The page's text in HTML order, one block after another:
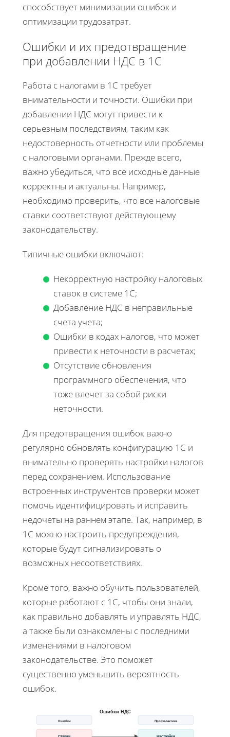
способствует минимизации ошибок и
оптимизации трудозатрат.
Ошибки и их предотвращение
при добавлении НДС в 1С
Работа с налогами в 1С требует
внимательности и точности. Ошибки при
добавлении НДС могут привести к
серьезным последствиям, таким как
недостоверность отчетности или проблемы
с налоговыми органами. Прежде всего,
важно убедиться, что все исходные данные
корректны и актуальны. Например,
необходимо проверить, что все налоговые
ставки соответствуют действующему
законодательству.
Типичные ошибки включают:
Некорректную настройку налоговых
ставок в системе 1С;
Добавление НДС в неправильные
счета учета;
Ошибки в кодах налогов, что может
привести к неточности в расчетах;
Отсутствие обновления
программного обеспечения, что
тоже влечет за собой риски
неточности.
Для предотвращения ошибок важно
регулярно обновлять конфигурацию 1С и
внимательно проверять настройки налогов
перед сохранением. Использование
встроенных инструментов проверки может
помочь идентифицировать и исправить
недочеты на раннем этапе. Так, например, в
1С можно настроить предупреждения,
которые будут сигнализировать о
возможных несоответствиях.
Кроме того, важно обучить пользователей,
которые работают с 1С, чтобы они знали,
как правильно добавлять и управлять НДС,
а также были ознакомлены с последними
изменениями в налоговом
законодательстве. Это поможет
существенно уменьшить вероятность
ошибок.
Ошибки НДС
Ошибки Профилактика
Ставки Настройки